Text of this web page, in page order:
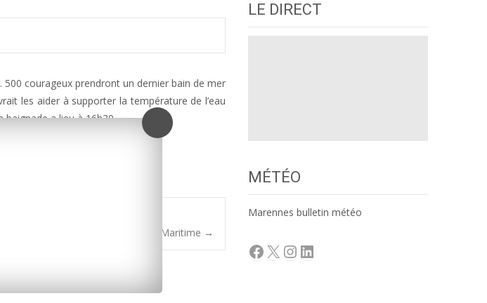
500 courageux prendront un dernier bain de mer
les aider à supporter la température de l’eau
baignade a lieu à 16h30.
du tourisme de la Charente-Maritime →
LE DIRECT
MÉTÉO
Marennes bulletin météo
Facebook
X Instagram
LinkedIn